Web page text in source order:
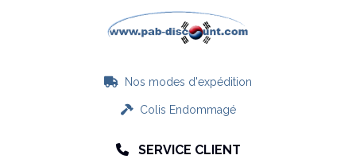
 Nos modes d'expédition
Colis Endommagé
 SERVICE CLIENT